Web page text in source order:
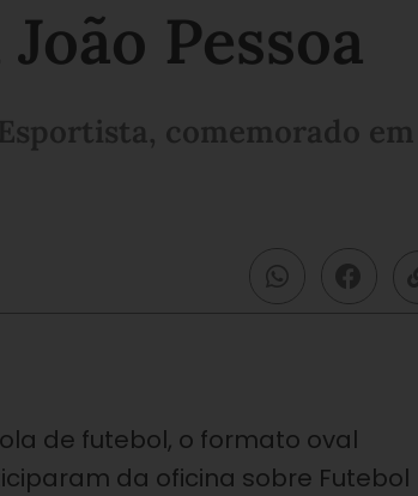
Pessoa
comemorado em
de futebol, o formato oval
da oficina sobre Futebol